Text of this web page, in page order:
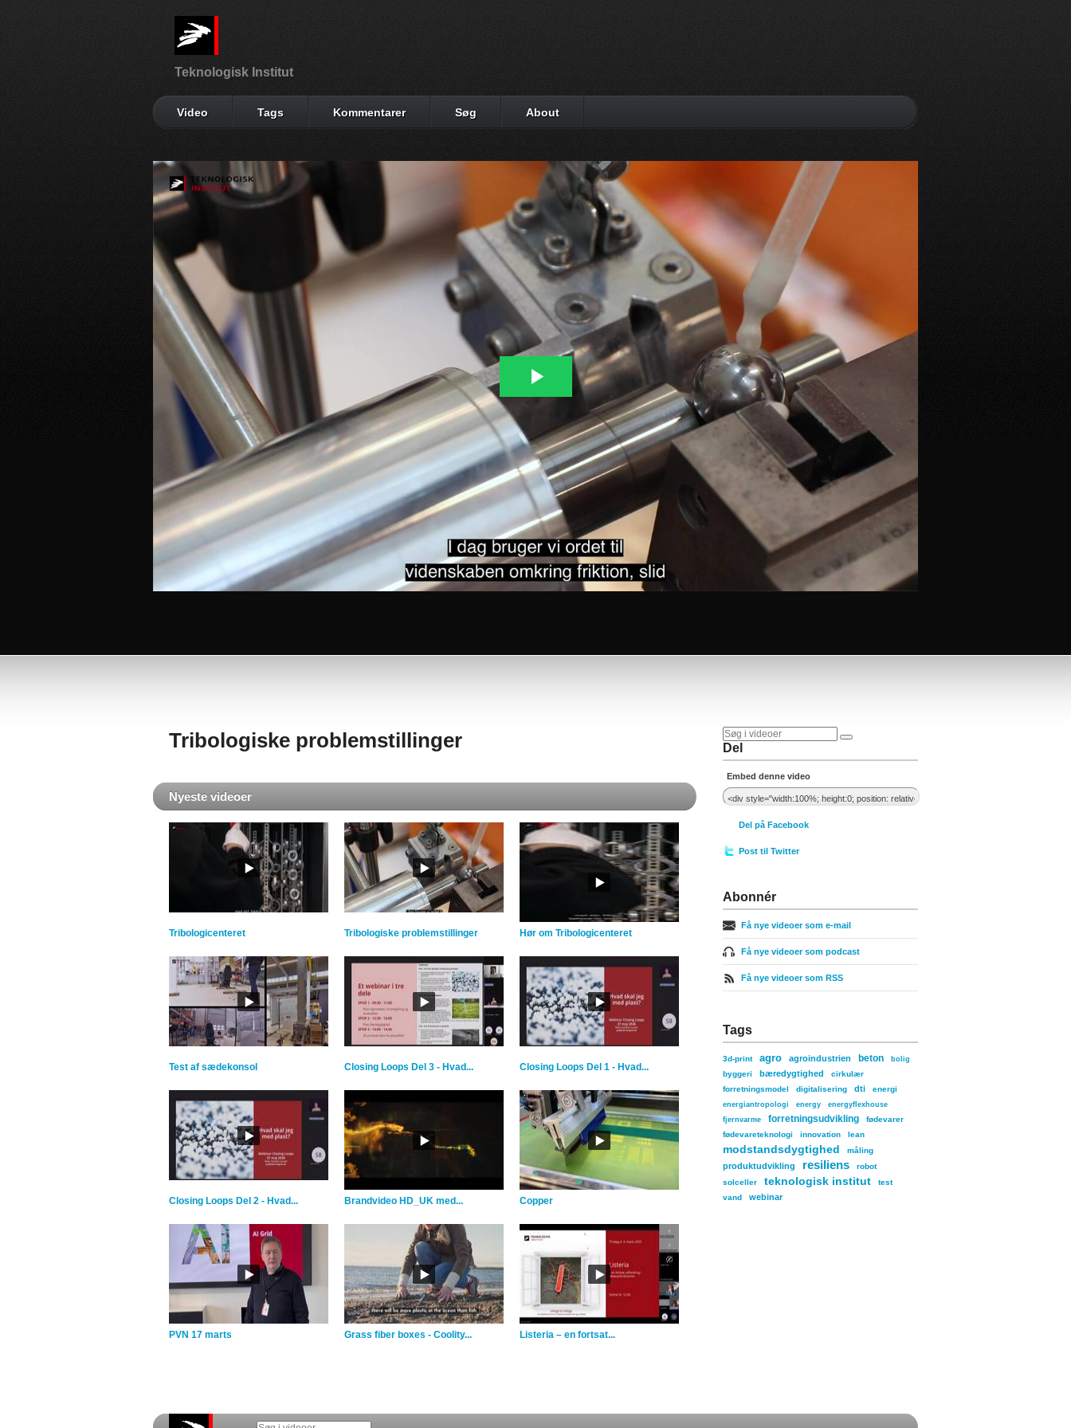
Teknologisk Institut
Video Tags Kommentarer Søg About
Del
Embed denne video
Del på Facebook
Post til Twitter
Abonnér
Få nye videoer som e-mail
Få nye videoer som podcast
Få nye videoer som RSS
Tags
3d-print agro agroindustrien beton bolig
byggeri bæredygtighed
cirkulær
forretningsmodel
digitalisering dti energi
energiantropologi energy
energyflexhouse
fjernvarme
forretningsudvikling
fødevarer
fødevareteknologi
innovation lean
modstandsdygtighed måling
produktudvikling resiliens
robot
solceller
teknologisk institut
test
vand
webinar
Tribologiske problemstillinger
Nyeste videoer
Tribologicenteret Tribologiske problemstillinger Hør om Tribologicenteret
Test af sædekonsol Closing Loops Del 3 - Hvad... Closing Loops Del 1 - Hvad...
Closing Loops Del 2 - Hvad... Brandvideo HD_UK med... Copper
PVN 17 marts Grass fiber boxes - Coolity... Listeria – en fortsat...